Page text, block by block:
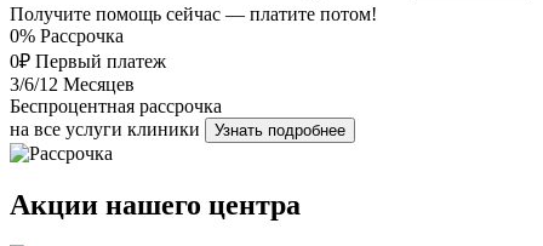
Получите помощь сейчас — платите потом!
0% Рассрочка
0₽ Первый платеж
3/6/12 Месяцев
Беспроцентная рассрочка
на все услуги клиники
Узнать подробнее
Акции нашего центра